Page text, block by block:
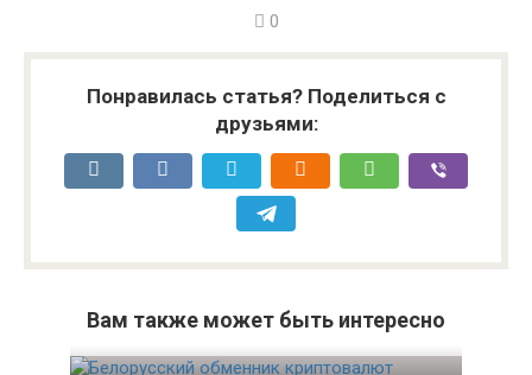
0
Понравилась статья? Поделиться с
друзьями:
Вам также может быть интересно